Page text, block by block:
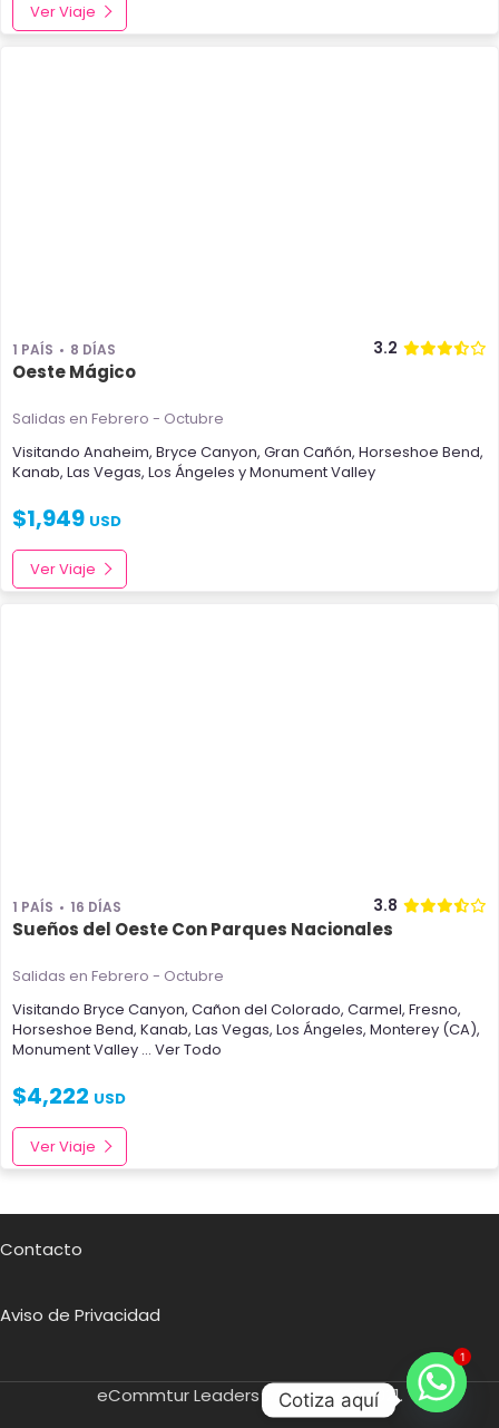
Ver Viaje
1 PAÍS 8 DÍAS 3.2
Oeste Mágico
Salidas en Febrero - Octubre
Visitando Anaheim, Bryce Canyon, Gran Cañón, Horseshoe Bend,
Kanab, Las Vegas, Los Ángeles yMonument Valley
$1,949 USD
Ver Viaje
1 PAÍS 16 DÍAS 3.8
Sueños del Oeste Con Parques Nacionales
Salidas en Febrero - Octubre
Visitando Bryce Canyon, Cañon del Colorado, Carmel, Fresno,
Horseshoe Bend, Kanab, Las Vegas, Los Ángeles, Monterey (CA),
Monument Valley ... Ver Todo
$4,222 USD
Ver Viaje
Contacto
Aviso de Privacidad
eCommtur Leaders SA de CV 2021.
1
Cotiza aquí